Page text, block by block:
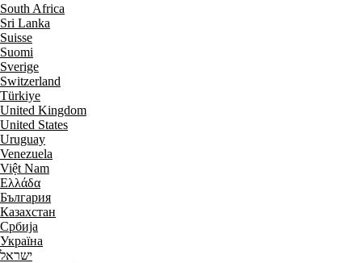
South Africa
Sri Lanka
Suisse
Suomi
Sverige
Switzerland
Türkiye
United Kingdom
United States
Uruguay
Venezuela
Việt Nam
Ελλάδα
България
Казахстан
Србија
Україна
ישראל